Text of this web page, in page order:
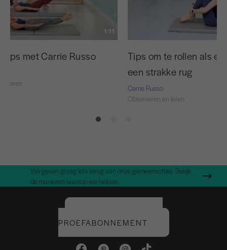
1:11
tips met Carrie Russo
leren
Tips om te rollen als
een strakke rug
Carrie Russo
Observeren en leren
We geven graag iets terug aan onze gemeenschap. Bekijk
de manieren waarop we helpen.
PROEFABONNEMENT